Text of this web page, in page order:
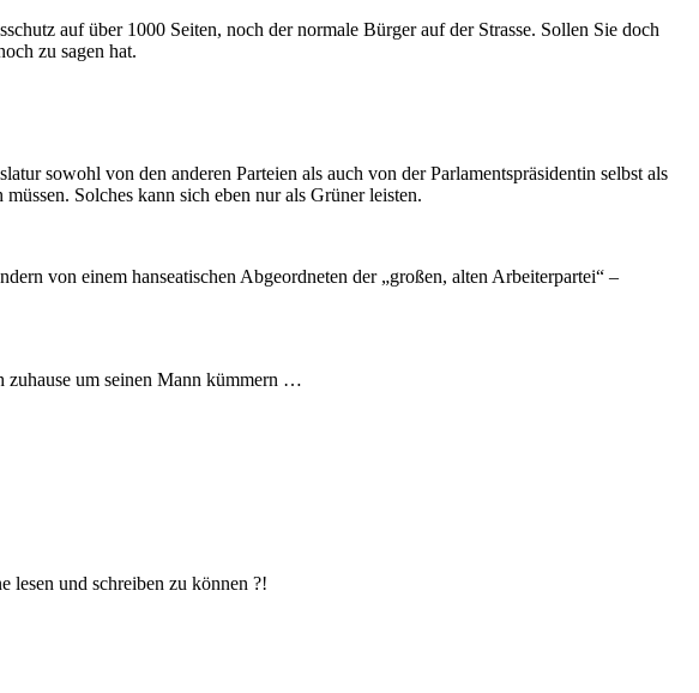
auf über 1000 Seiten, noch der normale Bürger auf der Strasse. Sollen Sie doch
zu sagen hat.
sowohl von den anderen Parteien als auch von der Parlamentspräsidentin selbst als
Solches kann sich eben nur als Grüner leisten.
von einem hanseatischen Abgeordneten der „großen, alten Arbeiterpartei“ –
zuhause um seinen Mann kümmern …
lesen und schreiben zu können ?!